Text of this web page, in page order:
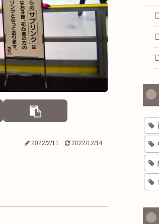
2022/2/11 2022/12/14